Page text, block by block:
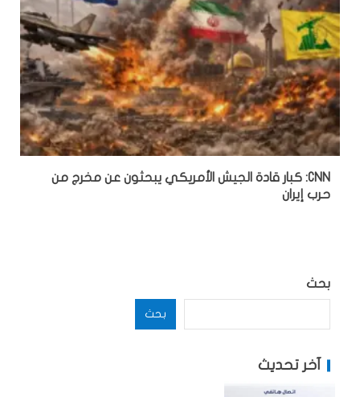
CNN: كبار قادة الجيش الأمريكي يبحثون عن مخرج من
حرب إيران
بحث
بحث
آخر تحديث